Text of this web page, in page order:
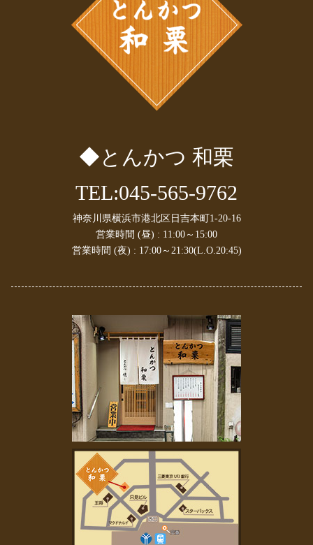
2025年1月 (2)
2024年12月
2024年11月(1)
2024年10月(1)
2024年8月
(1)
2024年7月
2024年4月(2)
2024年3月
(1)
2023年10月(2)
2023年9月(1)
2023年8月 (1)
2023年7月 (1)
2023年1月(1)
2022年11月(2)
2022年10月(1)
2022年7月 (1)
2022年6月 (1)
2022年5月(1)
2022年4月(1)
2022年3月(2)
2022年2月(2)
2022年1月(4)
2021年11月(2)
2021年9月 (2)
2021年8月(3)
2021年7月(3)
◆とんかつ 和栗
TEL:045-565-9762
神奈川県横浜市港北区日吉本町1-20-16
営業時間 (昼) : 11:00～15:00
営業時間 (夜) : 17:00～21:30(L.O.20:45)